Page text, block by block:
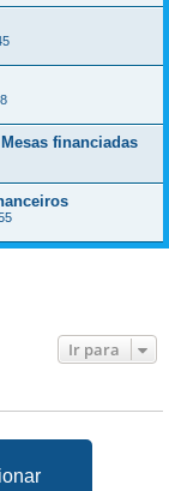
financiadas
Ir para